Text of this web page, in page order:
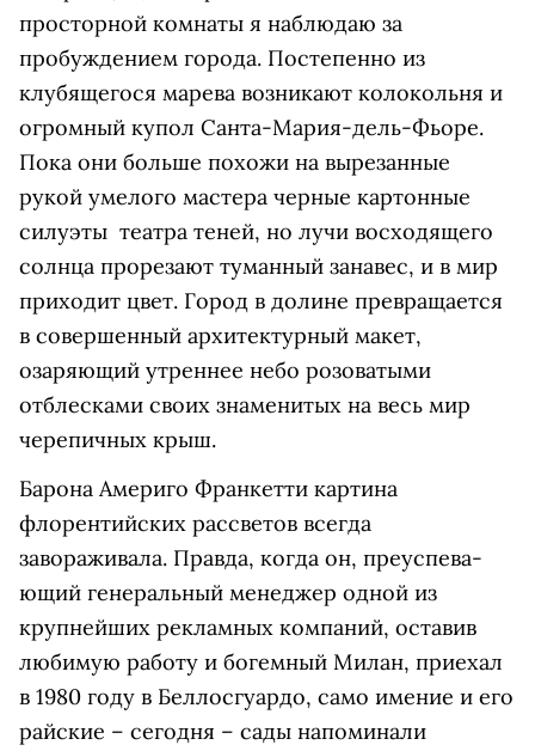
просторной комнаты я наблюдаю за
пробуждением города. Постепенно из
клубящегося марева возникают колокольня и
огромный купол Санта-Мария-дель-Фьоре.
Пока они больше похожи на вырезанные
рукой умелого мастера черные картонные
силуэты театра теней, но лучи восходящего
солнца прорезают туманный занавес, и в мир
приходит цвет. Город в долине превращается
в совершенный архитектурный макет,
озаряющий утреннее небо розоватыми
отблесками своих знаменитых на весь мир
черепичных крыш.
Барона Америго Франкетти картина
флорентийских рассветов всегда
завораживала. Правда, когда он, преуспева­
ющий генеральный менеджер одной из
крупнейших рекламных компаний, оставив
любимую работу и богемный Милан, приехал
в 1980 году в Беллосгуардо, само имение и его
райские – сегодня – сады напоминали